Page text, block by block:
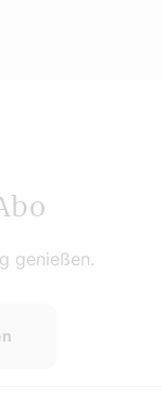
genießen.